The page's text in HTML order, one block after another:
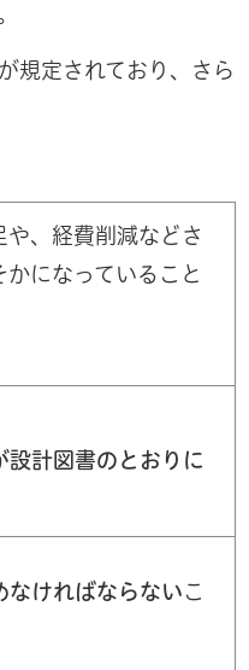
規定されており、さら
や、経費削減などさ
かになっていること
設計図書のとおりに
なければならない こ